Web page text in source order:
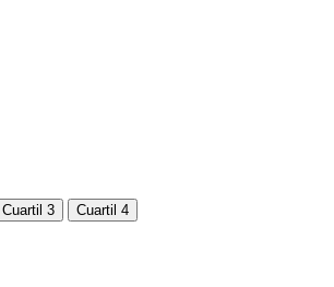
Cuartil 3 Cuartil 4